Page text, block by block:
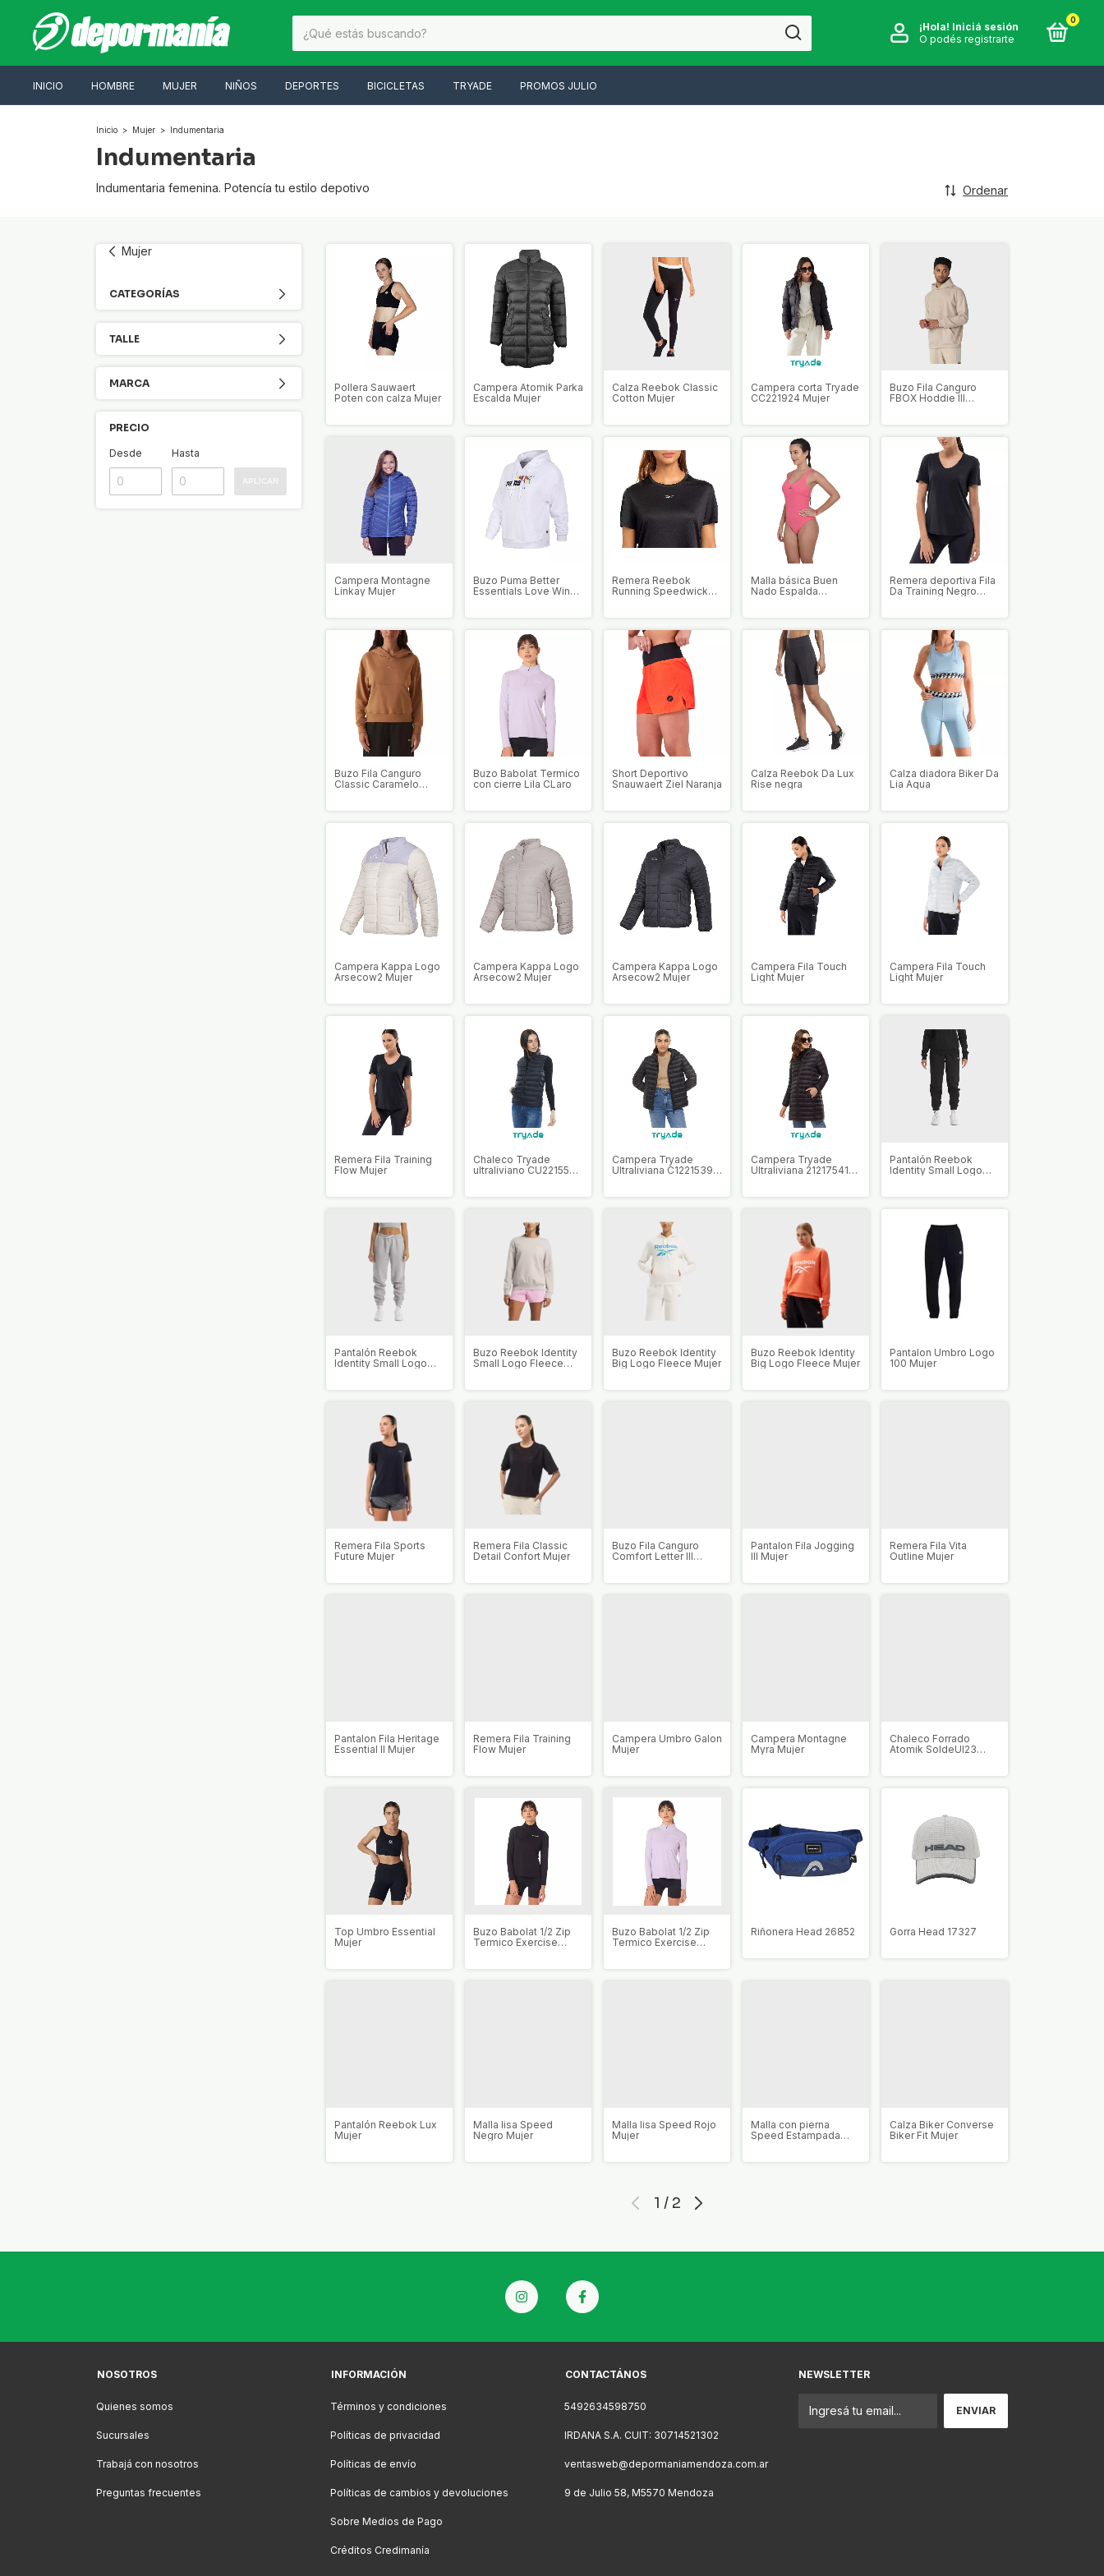
¡Hola! Iniciá sesión
O podés registrarte
0
INICIO HOMBRE MUJER NIÑOS DEPORTES BICICLETAS TRYADE PROMOS JULIO
Inicio > Mujer > Indumentaria
Indumentaria
Indumentaria femenina. Potencía tu estilo depotivo Ordenar
Mujer
CATEGORÍAS
TALLE
MARCA
PRECIO
Desde Hasta
Pollera Sauwaert
Poten con calza Mujer
Campera Atomik Parka
Escalda Mujer
Calza Reebok Classic
Cotton Mujer
Campera corta Tryade
CC221924 Mujer
Buzo Fila Canguro
FBOX Hoddie III
Campera Montagne
Linkay Mujer
Buzo Puma Better
Essentials Love Wins
Remera Reebok
Running Speedwick
Malla básica Buen
Nado Espalda
Remera deportiva Fila
Da Training Negro
Buzo Fila Canguro
Classic Caramelo
Buzo Babolat Termico
con cierre Lila CLaro
Short Deportivo
Snauwaert Ziel Naranja
Calza Reebok Da Lux
Rise negra
Calza diadora Biker Da
Lia Aqua
Campera Kappa Logo
Arsecow2 Mujer
Campera Kappa Logo
Arsecow2 Mujer
Campera Kappa Logo
Arsecow2 Mujer
Campera Fila Touch
Light Mujer
Campera Fila Touch
Light Mujer
Remera Fila Training
Flow Mujer
Chaleco Tryade
ultraliviano CU221550
Campera Tryade
Ultraliviana C1221539
Campera Tryade
Ultraliviana 21217541
Pantalón Reebok
Identity Small Logo
Pantalón Reebok
Identity Small Logo
Buzo Reebok Identity
Small Logo Fleece
Buzo Reebok Identity
Big Logo Fleece Mujer
Buzo Reebok Identity
Big Logo Fleece Mujer
Pantalon Umbro Logo
100 Mujer
Remera Fila Sports
Future Mujer
Remera Fila Classic
Detail Confort Mujer
Buzo Fila Canguro
Comfort Letter III
Pantalon Fila Jogging
III Mujer
Remera Fila Vita
Outline Mujer
Pantalon Fila Heritage
Essential II Mujer
Remera Fila Training
Flow Mujer
Campera Umbro Galon
Mujer
Campera Montagne
Myra Mujer
Chaleco Forrado
Atomik SoldeUI23
Top Umbro Essential
Mujer
Buzo Babolat 1/2 Zip
Termico Exercise
Buzo Babolat 1/2 Zip
Termico Exercise
Riñonera Head 26852 Gorra Head 17327
Pantalón Reebok Lux
Mujer
Malla lisa Speed
Negro Mujer
Malla lisa Speed Rojo
Mujer
Malla con pierna
Speed Estampada
Calza Biker Converse
Biker Fit Mujer
1 / 2
NOSOTROS
Quienes somos
Sucursales
Trabajá con nosotros
Preguntas frecuentes
INFORMACIÓN
Términos y condiciones
Políticas de privacidad
Políticas de envío
Políticas de cambios y devoluciones
Sobre Medios de Pago
Créditos Credimanía
CONTACTÁNOS
5492634598750
IRDANA S.A. CUIT: 30714521302
ventasweb@depormaniamendoza.com.ar
9 de Julio 58, M5570 Mendoza
NEWSLETTER